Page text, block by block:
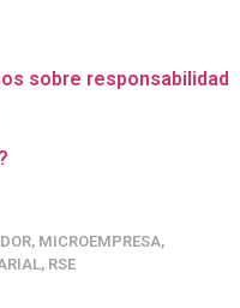
sobre responsabilidad
, MICROEMPRESA,
, RSE